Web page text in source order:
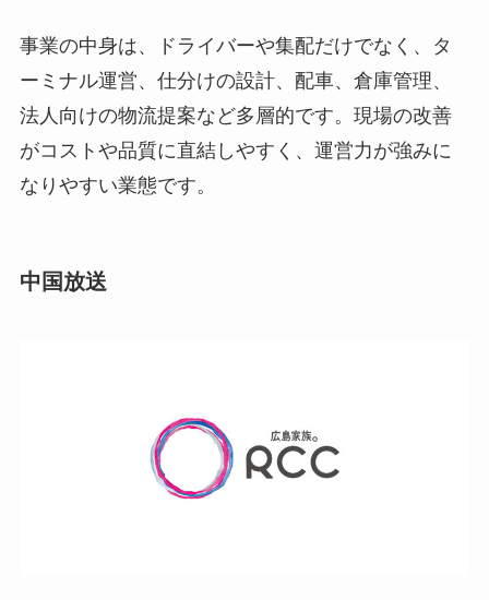
事業の中身は、ドライバーや集配だけでなく、タ
ーミナル運営、仕分けの設計、配車、倉庫管理、
法人向けの物流提案など多層的です。現場の改善
がコストや品質に直結しやすく、運営力が強みに
なりやすい業態です。
中国放送